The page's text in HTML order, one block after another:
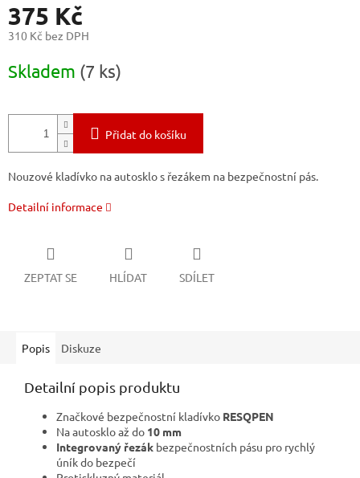
375 Kč
310 Kč bez DPH
cena:
Skladem (7 ks)
Přidat do košíku
Nouzové kladívko na autosklo s řezákem na bezpečnostní pás.
Detailní informace
ZEPTAT SE HLÍDAT SDÍLET
Popis Diskuze
Detailní popis produktu
Značkové bezpečnostní kladívko RESQPEN
Na autosklo až do 10 mm
Integrovaný řezák bezpečnostních pásu pro rychlý
úník do bezpečí